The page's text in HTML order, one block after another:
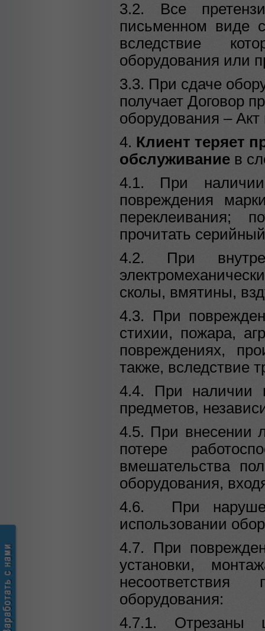
3.2. Все
письменном виде
вследствие
оборудования или
3.3. При сдаче
получает Договор
оборудования – Акт
4. Клиент теряет
обслуживание в
4.1. При наличии
повреждения
переклеивания;
прочитать
4.2. При
сколы, вмятины,
4.3. При
стихии, пожара,
повреждениях,
также, вследствие
4.4. При наличии
предметов,
4.5. При внесении
потере
вмешательства
оборудования,
4.6.
При
использовании
4.7. При
установки,
оборудования:
4.7.1. Отрезаны